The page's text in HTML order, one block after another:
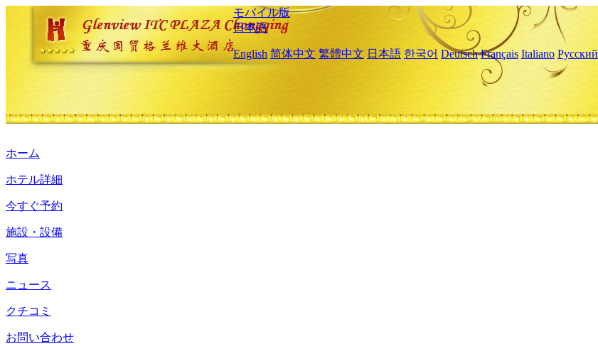
モバイル版
日本語
English 简体中文 繁體中文 日本語 한국어 Deutsch Français Italiano Русский
ホーム
ホテル詳細
今すぐ予約
施設・設備
写真
ニュース
クチコミ
お問い合わせ